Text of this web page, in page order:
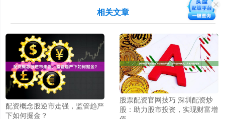
相关文章
配资概念股逆市走强，监管趋严
下如何掘金？
股票配资官网技巧 深圳配资炒
股：助力股市投资，实现财富增